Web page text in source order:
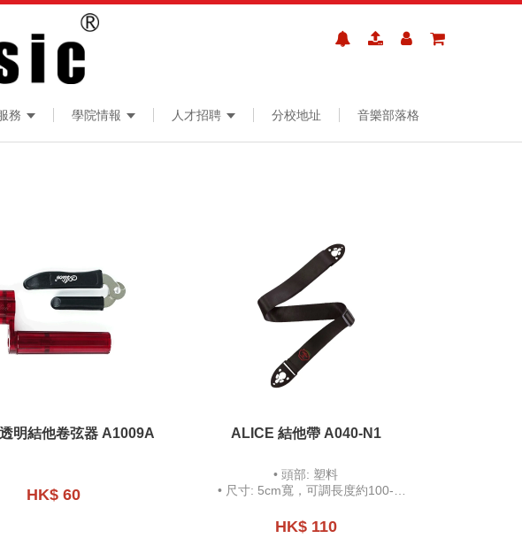
務 學院情報 人才招聘 分校地址 音樂部落格
明結他卷弦器 A1009A
HK$ 60
ALICE 結他帶 A040-N1
• 頭部: 塑料
• 尺寸: 5cm寬，可調長度約100-
• 可放置撥片
• 附贈撥片
HK$ 110